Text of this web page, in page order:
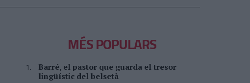
MÉS POPULARS
Barré, el pastor que guarda el tresor
lingüístic del belsetà